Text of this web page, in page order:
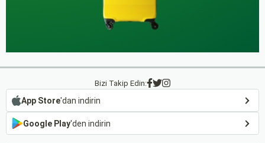
Bizi Takip Edin:
App Store'dan indirin
Google Play'den indirin